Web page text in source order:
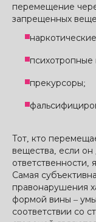
перемещение
запрещенных
психотропные
прекурсоры;
Тот, кто
вещества, если он
ответственности,
Самая
правонарушения
формой вины –
соответствии со